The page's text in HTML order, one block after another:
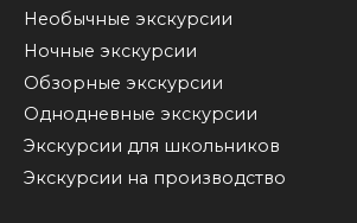
Необычные экскурсии
Ночные экскурсии
Обзорные экскурсии
Однодневные экскурсии
Экскурсии для школьников
Экскурсии на производство